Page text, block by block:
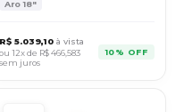
Aro18"
R$ 5.039,10 à vista
ou 12x de R$466,583
sem juros
10% OFF